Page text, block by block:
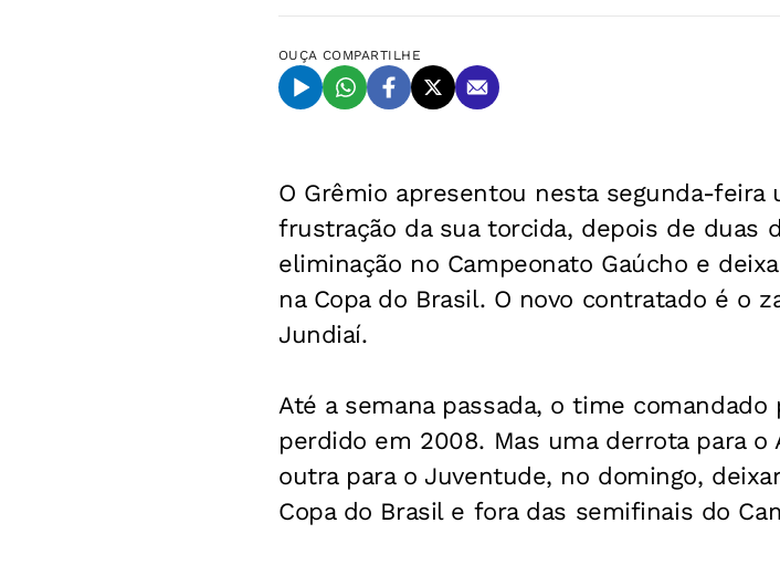
OUÇA COMPARTILHE
O Grêmio apresentou nesta segunda-
frustração da sua torcida, depois de duas
eliminação no Campeonato Gaúcho e
na Copa do Brasil. O novo contratado é o
Jundiaí.
Até a semana passada, o time
perdido em 2008. Mas uma derrota para
outra para o Juventude, no domingo,
Copa do Brasil e fora das semifinais do